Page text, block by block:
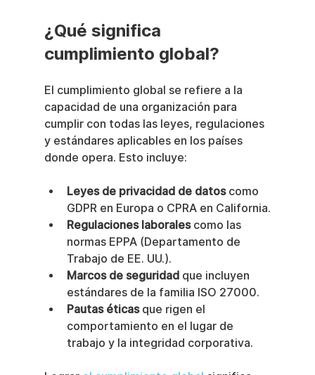
¿Qué significa
cumplimiento global?
El cumplimiento global se refiere a la
capacidad de una organización para
cumplir con todas las leyes, regulaciones
y estándares aplicables en los países
donde opera. Esto incluye:
Leyes de privacidad de datos como
GDPR en Europa o CPRA en California.
Regulaciones laborales como las
normas EPPA (Departamento de
Trabajo de EE. UU.).
Marcos de seguridad que incluyen
estándares de la familia ISO 27000.
Pautas éticas que rigen el
comportamiento en el lugar de
trabajo y la integridad corporativa.